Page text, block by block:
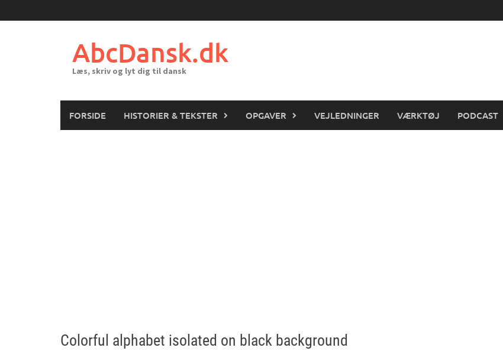
to
AbcDansk.dk
Læs, skriv og lyt dig til dansk
FORSIDE HISTORIER & TEKSTER OPGAVER VEJLEDNINGER VÆRKTØJ PODCAST
Colorful alphabet isolated on black background